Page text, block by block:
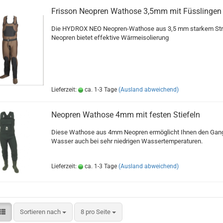
Frisson Neopren Wathose 3,5mm mit Füsslingen
Die HYDROX NEO Neopren-Wathose aus 3,5 mm starkem
Neopren bietet effektive Wärmeisolierung
Lieferzeit: ca. 1-3 Tage (Ausland abweichend)
Neopren Wathose 4mm mit festen Stiefeln
Diese Wathose aus 4mm Neopren ermöglicht Ihnen den
Wasser auch bei sehr niedrigen Wassertemperaturen.
Lieferzeit: ca. 1-3 Tage (Ausland abweichend)
Sortieren nach
Sortieren nach 8 pro Seite
pro Seite